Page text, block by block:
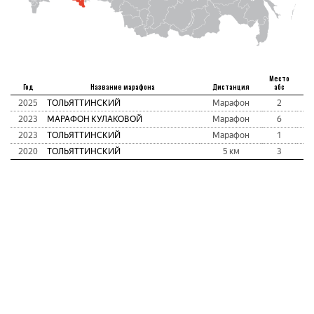
Год Название марафона Дистанция
Место
абс
2025 ТОЛЬЯТТИНСКИЙ Марафон 2
2023
МАРАФОН КУЛАКОВОЙ Марафон 6
2023
ТОЛЬЯТТИНСКИЙ Марафон 1
2020
ТОЛЬЯТТИНСКИЙ 5 км 3